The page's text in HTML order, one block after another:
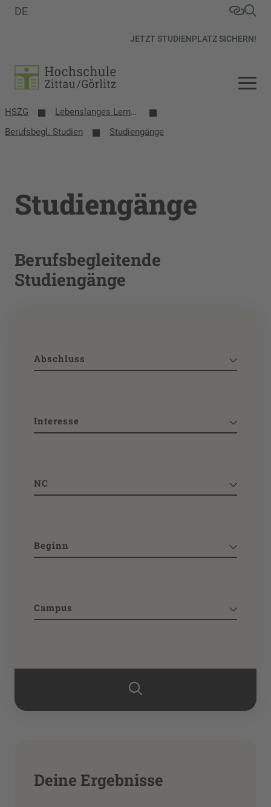
JETZT STUDIENPLATZ SICHERN!
DE
HSZG
Lebenslanges Lernen
Berufsbegl. Studien
Studiengänge
Studiengänge
Berufsbegleitende
Studiengänge
Abschluss
Interesse
NC
Beginn
Campus
Deine Ergebnisse